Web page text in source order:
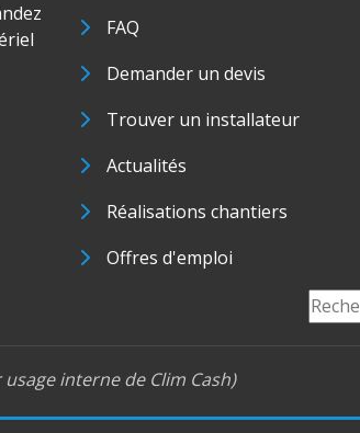
FAQ
Demander un devis
Trouver un installateur
Actualités
Réalisations chantiers
Offres d'emploi
usage interne de Clim Cash)